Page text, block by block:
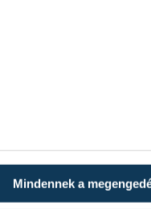
Mindennek a